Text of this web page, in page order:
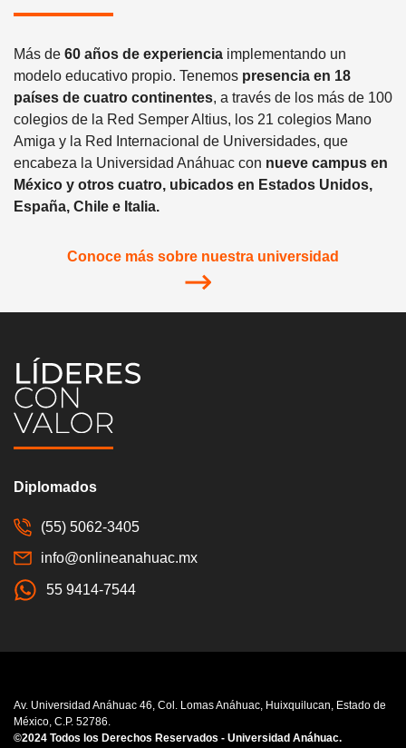
Más de 60 años de experiencia implementando un
modelo educativo propio. Tenemos presencia en 18
países de cuatro continentes, a través de los más de 100
colegios de la Red Semper Altius, los 21 colegios Mano
Amiga y la Red Internacional de Universidades, que
encabeza la Universidad Anáhuac con nueve campus en
México y otros cuatro, ubicados en Estados Unidos,
España, Chile e Italia.
Conoce más sobre nuestra universidad
Diplomados
(55) 5062-3405
info@onlineanahuac.mx
55 9414-7544
Av. Universidad Anáhuac 46, Col. Lomas Anáhuac, Huixquilucan, Estado de
México, C.P. 52786.
©2024 Todos los Derechos Reservados - Universidad Anáhuac.